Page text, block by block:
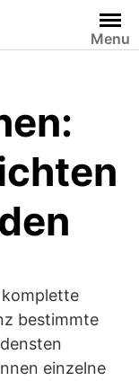
Menu
bestimmte
einzelne